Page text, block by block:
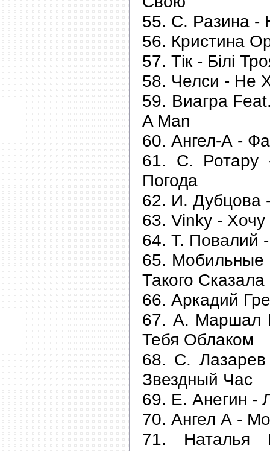
55. С. Разина -
56. Кристина
57. Тік - Білі
58. Челси - Не
59. Виагра
A Man
60. Ангел-А -
61. С. Ротару
Погода
62. И. Дубцова
63. Vinky -
64. Т. Повалий
65. Мобильные
Такого Сказала
66. Аркадий
67. А. Маршал
Тебя Облаком
68. С.
Звездный Час
69. Е. Анегин -
70. Ангел А -
71. Наталья